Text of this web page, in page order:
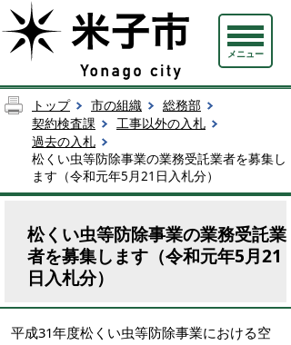
メニュー
トップ 市の組織
総務部
契約検査課
工事以外の入札
過去の入札
松くい虫等防除事業の業務受託業者を募集し
ます（令和元年5月21日入札分）
松くい虫等防除事業の業務受託業
者を募集します（令和元年5月21
日入札分）
平成31年度松くい虫等防除事業における空